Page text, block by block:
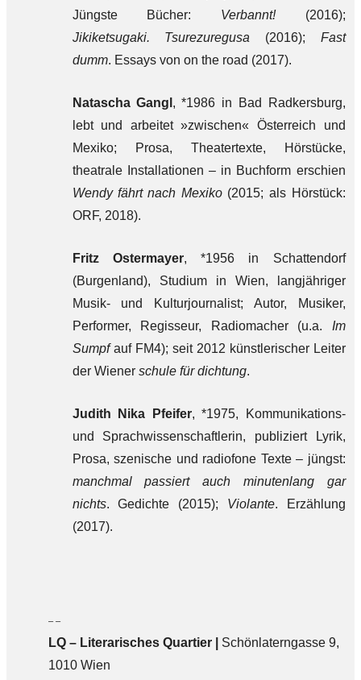
Jüngste Bücher: Verbannt!(2016);
Jikiketsugaki. Tsurezuregusa (2016); Fast
dumm. Essays von on the road (2017).
Natascha Gangl , *1986 in Bad Radkersburg,
lebt und arbeitet »zwischen« Österreich und
Mexiko; Prosa, Theatertexte, Hörstücke,
theatrale Installationen – in Buchform erschien
Wendy fährt nach Mexiko(2015; als Hörstück:
ORF, 2018).
Fritz Ostermayer, *1956 in Schattendorf
(Burgenland), Studium in Wien, langjähriger
Musik- und Kulturjournalist; Autor, Musiker,
Performer, Regisseur, Radiomacher (u.a. Im
Sumpfauf FM4); seit 2012 künstlerischer Leiter
der Wiener schule für dichtung.
Judith Nika Pfeifer, *1975, Kommunikations-
und Sprachwissenschaftlerin, publiziert Lyrik,
Prosa, szenische und radiofone Texte – jüngst:
manchmal passiert auch minutenlang gar
nichts. Gedichte (2015); Violante. Erzählung
(2017).
– –
LQ –Literarisches Quartier | Schönlaterngasse 9,
1010 Wien